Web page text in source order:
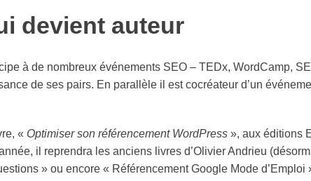
devient auteur
à de nombreux événements SEO – TEDx, WordCamp,
de ses pairs. En parallèle il est cocréateur d’un
« Optimiser son référencement WordPress », aux éditions
il reprendra les anciens livres d’Olivier Andrieu
» ou encore « Référencement Google Mode d’Emploi